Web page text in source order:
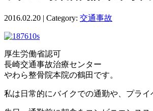
2016.02.20 | Category: 交通事故
厚生労働省認可
長崎交通事故治療センター
やわら整骨院本院の鶴田です。
私は日常的にバイクでの通勤や、プライ